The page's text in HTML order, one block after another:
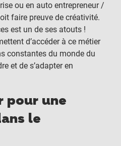
ou en auto entrepreneur /
faire preuve de créativité.
est un de ses atouts !
d’accéder à ce métier
constantes du monde du
et de s’adapter en
pour une
le